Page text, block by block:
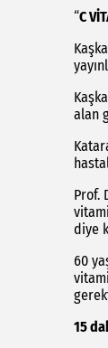
“C
alan
Prof.
diye
60
15